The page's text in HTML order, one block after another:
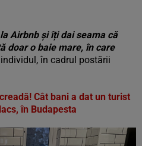
Airbnb și îți dai seama că
doar o baie mare, în care
în cadrul postării
Cât bani a dat un turist
în Budapesta